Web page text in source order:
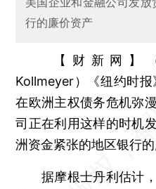
行的廉价资产
【财新网】（
Kollmeyer）
《纽约时
在欧洲主权债务危机弥
司正在利用这样的时机
洲资金紧张的地区银行的
据摩根士丹利估计，